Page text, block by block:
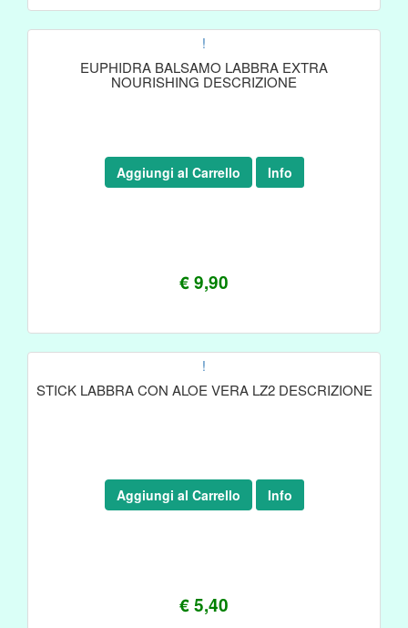
!
EUPHIDRA BALSAMO LABBRA EXTRA
NOURISHING DESCRIZIONE
€ 9,90
Aggiungi al Carrello Info
!
STICK LABBRA CON ALOE VERA LZ2 DESCRIZIONE
€ 5,40
Aggiungi al Carrello Info